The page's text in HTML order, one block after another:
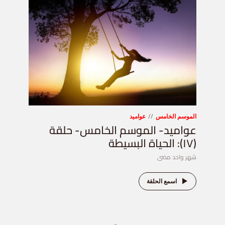
الموسم الخامس عواميد
عواميد- الموسم الخامس- حلقة
(١٧): الحياة البسيطة
شهر واحد مضى
اسمع الحلقة